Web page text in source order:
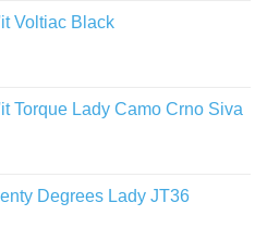
Voltiac Black
Torque Lady Camo Crno Siva
Degrees Lady JT36